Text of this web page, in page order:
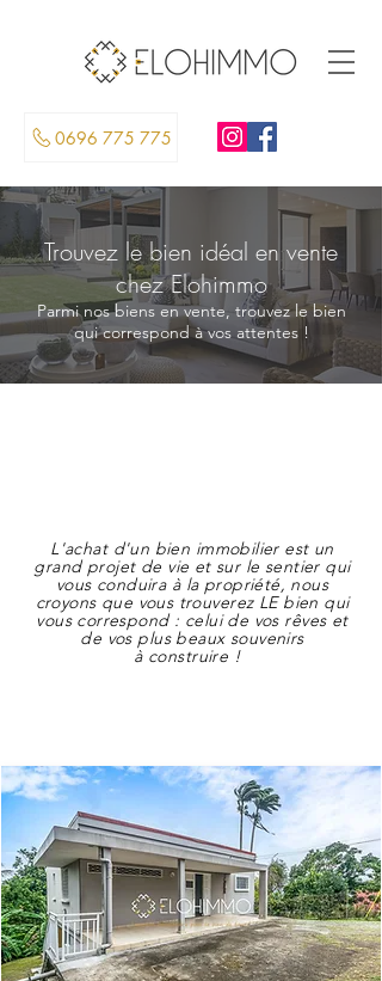
0696 775 775
Trouvez le bien idéal en vente
chez Elohimmo
Parmi nos biens en vente, trouvez le bien
qui correspond à vos attentes !
L'achat d'un bien immobilier est un
grand projet de vie et sur le sentier qui
vous conduira à la propriété, nous
croyons que vous trouverez LE bien qui
vous correspond : celui de vos rêves et
de vos plus beaux souvenirs
à construire !